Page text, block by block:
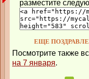
разместите
ЕЩЕ
Посмотрите также
на 7 января.